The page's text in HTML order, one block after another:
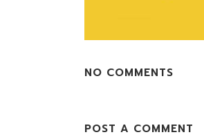
NO COMMENTS
POST A COMMENT